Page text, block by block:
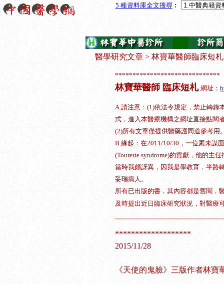
5 種資料庫全文搜尋︰
醫學研究文章 > 林寶華醫師臨床短札
******************************
林寶華醫師 臨床短札 網址：
A.請注意：(1)依法令規定，禁止轉錄
式，進入本醫療機構之網址直接點閱
(2)所有文章僅提供醫藥護同道參考用
B.緣起：在2011/10/30，一位素未謀
(Tourette syndrome)的貢獻，他的主
當時我頗訝異，因我是學教育，半路
妥瑞病人。
所有已出版的書，其內容都是舊聞，
及時提出近日臨床研究狀況，對醫療
*******************
2015/11/28
《天使的鬼臉》三版作者林寶